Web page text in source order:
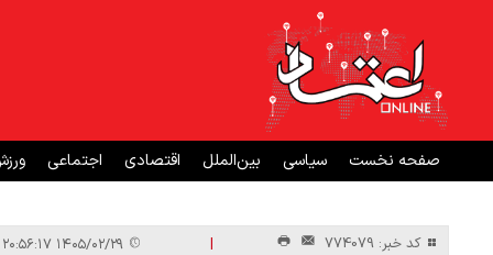
صفحه نخست سیاسی بین‌الملل اقتصادی اجتماعی
کد خبر: 774079 | ۱۴۰۵/۰۲/۲۹ ۲۰:۵۶:۱۷